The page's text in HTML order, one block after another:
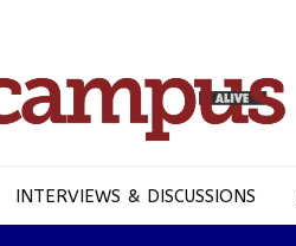
INTERVIEWS & DISCUSSIONS